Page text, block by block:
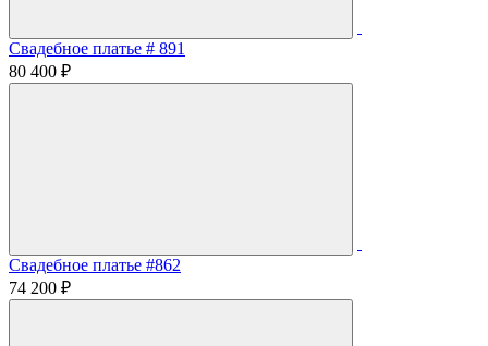
Свадебное платье # 891
80 400 ₽
Свадебное платье #862
74 200 ₽